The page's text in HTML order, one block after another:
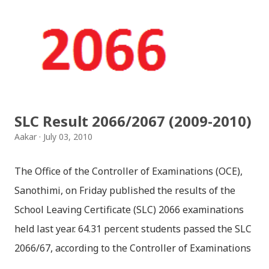
SLC Result 2066/2067 (2009-2010)
Aakar July 03, 2010
The Office of the Controller of Examinations (OCE),
Sanothimi, on Friday published the results of the
School Leaving Certificate (SLC) 2066 examinations
held last year. 64.31 percent students passed the SLC
2066/67, according to the Controller of Examinations